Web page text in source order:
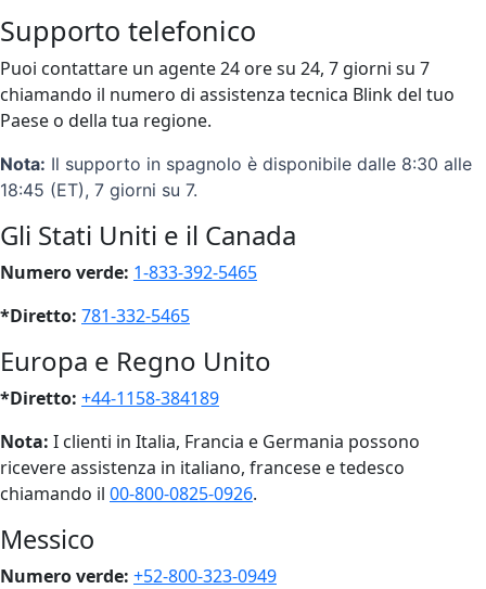
Supporto telefonico
Puoi contattare un agente 24 ore su 24, 7 giorni su 7
chiamando il numero di assistenza tecnica Blink del tuo
Paese o della tua regione.
Nota: Il supporto in spagnolo è disponibile dalle 8:30 alle
18:45 (ET), 7 giorni su 7.
Gli Stati Uniti e il Canada
Numero verde: 1-833-392-5465
*Diretto: 781-332-5465
Europa e Regno Unito
*Diretto: +44-1158-384189
Nota: I clienti in Italia, Francia e Germania possono
ricevere assistenza in italiano, francese e tedesco
chiamando il 00-800-0825-0926.
Messico
Numero verde: +52-800-323-0949